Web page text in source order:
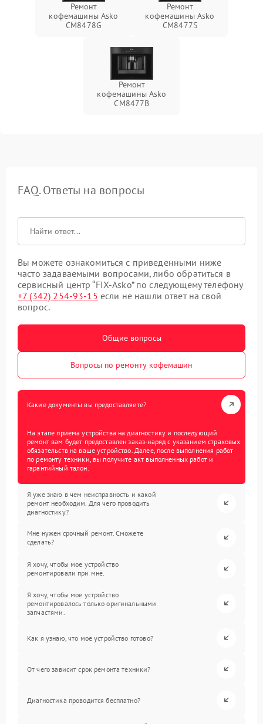
Ремонт
кофемашины Asko
CM8478G
Ремонт
кофемашины Asko
CM8477S
Ремонт
кофемашины Asko
CM8477B
FAQ. Ответы на вопросы
Вы можете ознакомиться с приведенными ниже
часто задаваемыми вопросами, либо обратиться в
сервисный центр “FIX-Asko” по следующему телефону
+7 (342) 254-93-15 если не нашли ответ на свой
вопрос.
Общие вопросы
Вопросы по ремонту кофемашин
Какие документы вы предоставляете?
На этапе приема устройства на диагностику и последующий
ремонт вам будет предоставлен заказ-наряд с указанием страховых
обязательств на ваше устройство. Далее, после выполнения работ
по ремонту техники, вы получите акт выполненных работ и
гарантийный талон.
Я уже знаю в чем неисправность и какой
ремонт необходим. Для чего проводить
диагностику?
Мне нужен срочный ремонт. Сможете
сделать?
Я хочу, чтобы мое устройство
ремонтировали при мне.
Я хочу, чтобы мое устройство
ремонтировалось только оригинальными
запчастями.
Как я узнаю, что мое устройство готово?
От чего зависит срок ремонта техники?
Диагностика проводится бесплатно?